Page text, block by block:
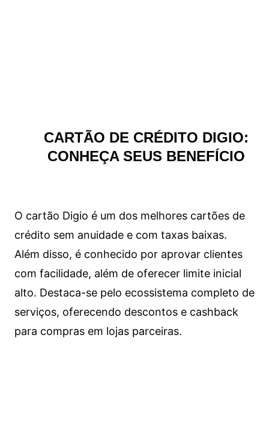
CARTÃO DE CRÉDITO DIGIO:
CONHEÇA SEUS BENEFÍCIO
O cartão Digio é um dos melhores cartões de
crédito sem anuidade e com taxas baixas.
Além disso, é conhecido por aprovar clientes
com facilidade, além de oferecer limite inicial
alto. Destaca-se pelo ecossistema completo de
serviços, oferecendo descontos e cashback
para compras em lojas parceiras.